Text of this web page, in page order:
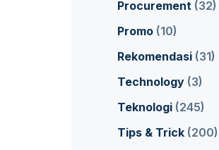
Procurement (32)
Promo (10)
Rekomendasi (31)
Technology (3)
Teknologi (245)
Tips & Trick (200)